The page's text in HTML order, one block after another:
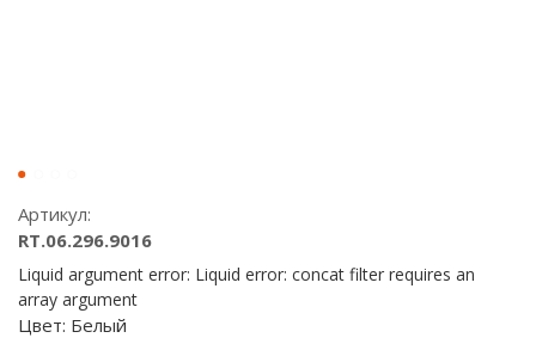
Артикул:
RT.06.296.9016
Liquid argument error: Liquid error: concat filter requires an
array argument
Цвет: Белый